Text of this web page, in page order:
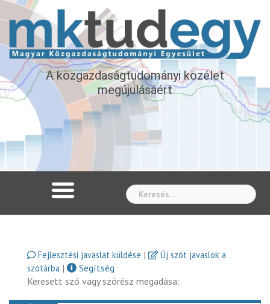
A közgazdaságtudományi közélet
megújulásáért
Fejlesztési javaslat küldése |
Új szót javaslok a
szótárba |
Segítség
Keresett szó vagy szórész megadása: